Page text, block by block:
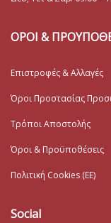
ΟΡΟΙ &
Επιστροφές & Αλλαγές
Όροι Προστασίας
Τρόποι Αποστολής
Όροι & Προϋποθέσεις
Πολιτική Cookies (ΕΕ)
Social